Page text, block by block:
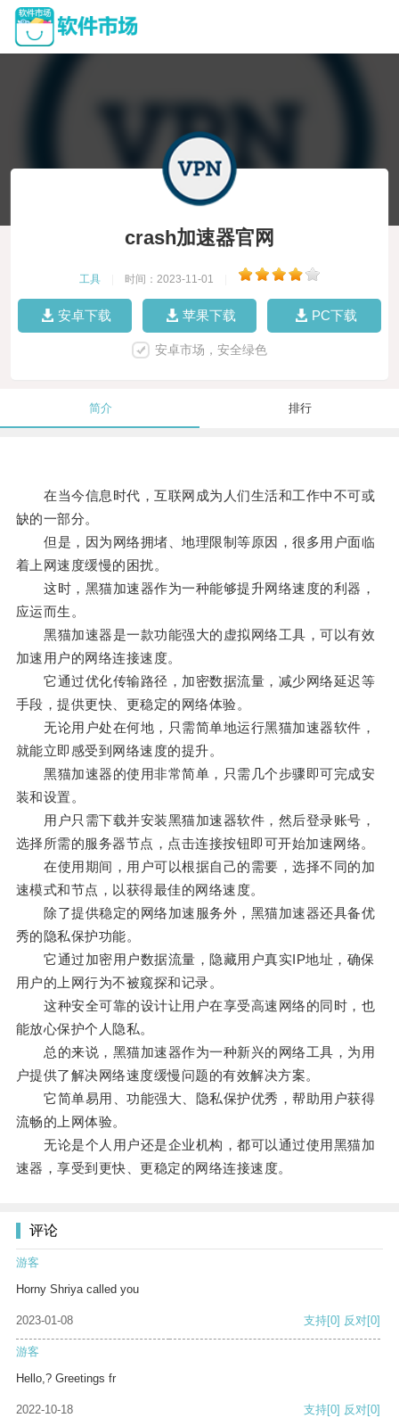
crash加速器官网
工具 时间：2023-11-01
安卓下载 苹果下载 PC下载
安卓市场，安全绿色
简介 排行
在当今信息时代，互联网成为人们生活和工作中不可或
缺的一部分。
但是，因为网络拥堵、地理限制等原因，很多用户面临
着上网速度缓慢的困扰。
这时，黑猫加速器作为一种能够提升网络速度的利器，
应运而生。
黑猫加速器是一款功能强大的虚拟网络工具，可以有效
加速用户的网络连接速度。
它通过优化传输路径，加密数据流量，减少网络延迟等
手段，提供更快、更稳定的网络体验。
无论用户处在何地，只需简单地运行黑猫加速器软件，
就能立即感受到网络速度的提升。
黑猫加速器的使用非常简单，只需几个步骤即可完成安
装和设置。
用户只需下载并安装黑猫加速器软件，然后登录账号，
选择所需的服务器节点，点击连接按钮即可开始加速网络。
在使用期间，用户可以根据自己的需要，选择不同的加
速模式和节点，以获得最佳的网络速度。
除了提供稳定的网络加速服务外，黑猫加速器还具备优
秀的隐私保护功能。
它通过加密用户数据流量，隐藏用户真实IP地址，确保
用户的上网行为不被窥探和记录。
这种安全可靠的设计让用户在享受高速网络的同时，也
能放心保护个人隐私。
总的来说，黑猫加速器作为一种新兴的网络工具，为用
户提供了解决网络速度缓慢问题的有效解决方案。
它简单易用、功能强大、隐私保护优秀，帮助用户获得
流畅的上网体验。
无论是个人用户还是企业机构，都可以通过使用黑猫加
速器，享受到更快、更稳定的网络连接速度。
评论
游客
Horny Shriya called you
2023-01-08 支持[0] 反对[0]
游客
Hello,? Greetings fr
2022-10-18 支持[0] 反对[0]